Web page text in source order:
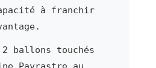
à franchir
ballons touchés